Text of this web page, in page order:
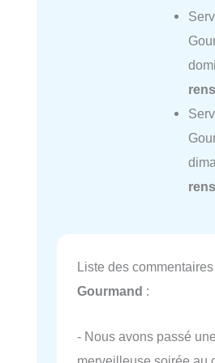
Liste des commentaires
Gourmand :
- Nous avons passé une